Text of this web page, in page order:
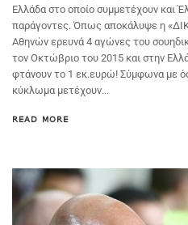
Ελλάδα στο οποίο συμμετέχουν και
παράγοντες. Όπως αποκάλυψε η
Αθηνών ερευνά 4 αγώνες του
τον Οκτώβριο του 2015 και στην
φτάνουν το 1 εκ.ευρώ! Σύμφωνα με
κύκλωμα μετέχουν...
READ MORE